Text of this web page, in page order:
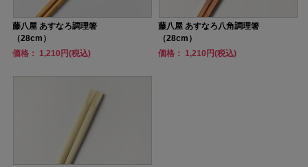
藤八屋 あすなろ調理箸
（28cm）
価格： 1,210円(税込)
藤八屋 あすなろ八角調理箸
（28cm）
価格： 1,210円(税込)